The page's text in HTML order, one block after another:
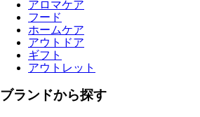
アロマケア
フード
ホームケア
アウトドア
ギフト
アウトレット
ブランドから探す